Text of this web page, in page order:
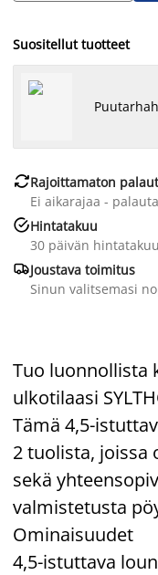
Suositellut tuotteet
Rajoittamaton
Ei aikarajaa -
Hintatakuu
30 päivän
Joustava toimitus
Sinun valitsemasi
Tuo luonnollista
ulkotilaasi
Tämä 4,5-
2 tuolista, joissa
sekä
valmistetusta
Ominaisuudet
4,5-istuttava